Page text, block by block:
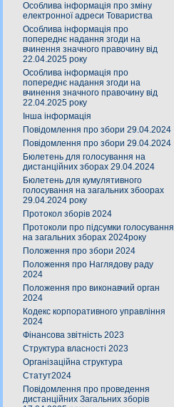
Особлива інформація про зміну
електронної адреси Товариства
Особлива інформація про
попереднє надання згоди на
вчинення значного правочину від
22.04.2025 року
Особлива інформація про
попереднє надання згоди на
вчинення значного правочину від
22.04.2025 року
Інша інформація
Повідомлення про збори 29.04.2024
Повідомлення про збори 29.04.2024
Бюлетень для голосування на
дистанційних зборах 29.04.2024
Бюлетень для кумулятивного
голосування на загальних збоорах
29.04.2024 року
Протокол зборів 2024
Протоколи про підсумки голосування
на загальних зборах 2024року
Положення про збори 2024
Положення про Наглядову раду
2024
Положення про виконавчий орган
2024
Кодекс корпоративного управління
2024
Фінансова звітність 2023
Структура власності 2023
Організаційна структура
Статут2024
Повідомлення про проведення
дистанційних Загальних зборів